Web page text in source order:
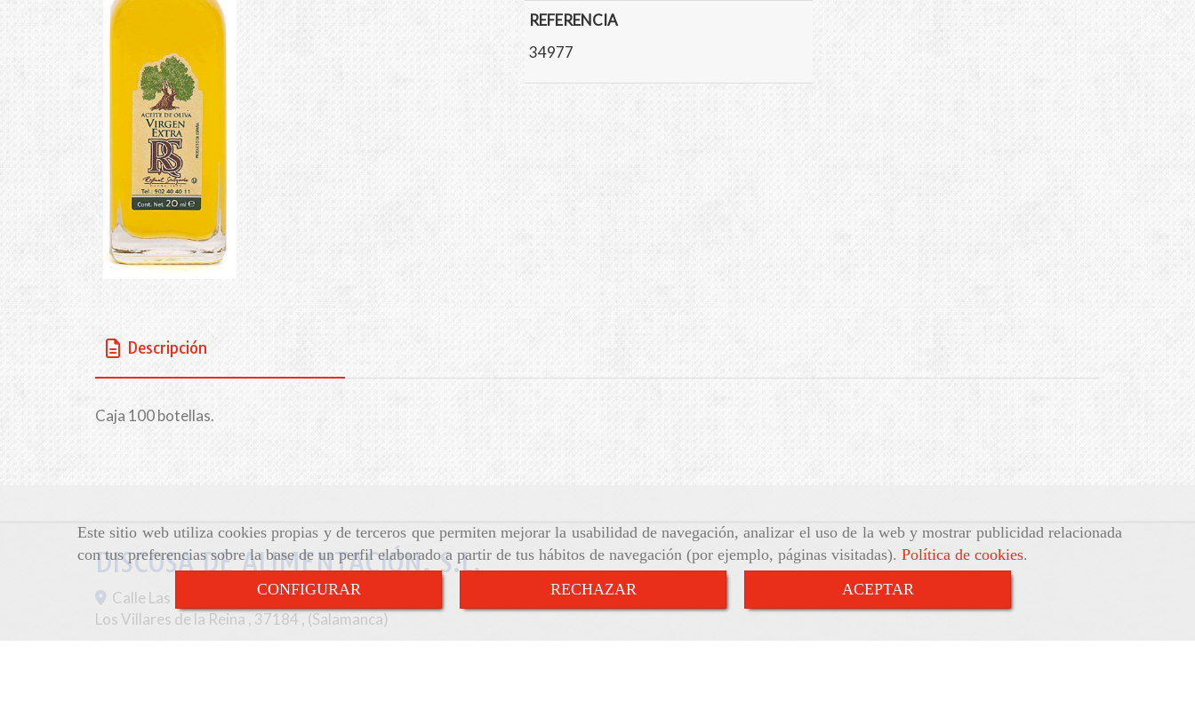
Este sitio web utiliza cookies propias y de terceros que permiten mejorar la usabilidad de navegación, analizar el uso de la web y mostrar publicidad relacionada
con tus preferencias sobre la base de un perfil elaborado a partir de tus hábitos de navegación (por ejemplo, páginas visitadas). Política de cookies.
CONFIGURAR
RECHAZAR ACEPTAR
REFERENCIA
34977
Descripción
Caja 100 botellas.
DISCOSA DE ALIMENTACIÓN, S.L.
Calle Las Palomas, 43-47,
Los Villares de la Reina , 37184 , (Salamanca)